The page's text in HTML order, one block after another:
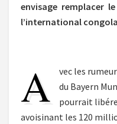
envisage remplacer
l’international
A
vec les
du Bayern
pourrait
avoisinant les 120